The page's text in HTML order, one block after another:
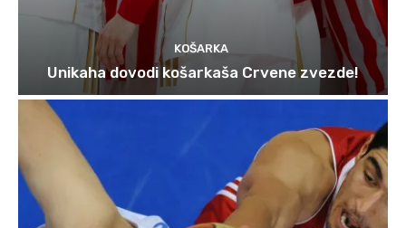
KOŠARKA
Unikaha dovodi košarkaša Crvene zvezde!